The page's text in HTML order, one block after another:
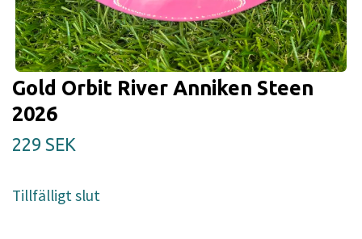
Gold Orbit River Anniken Steen
2026
229 SEK
Tillfälligt slut